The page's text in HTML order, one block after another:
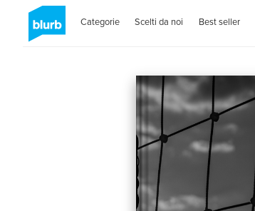
Categorie Scelti da noi Best seller